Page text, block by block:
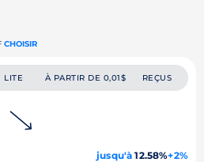
CHOISIR
LITE À PARTIR DE 0,01$ REÇUS
jusqu'à 12.58%+2%